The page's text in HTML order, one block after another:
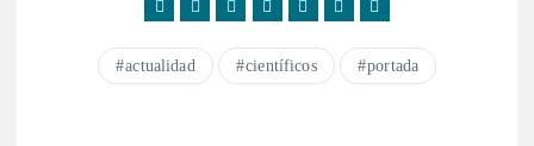
actualidad científicos portada